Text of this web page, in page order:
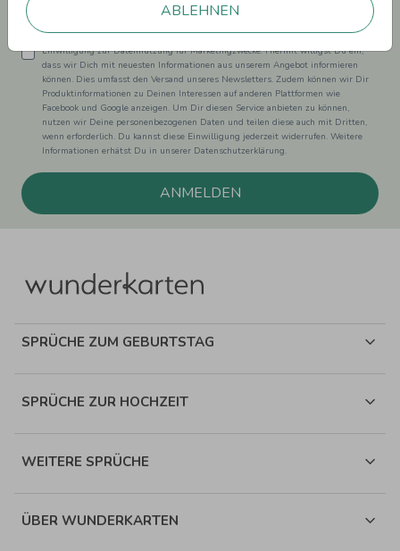
ABLEHNEN
Einwilligung zur Datennutzung für Marketingzwecke: Hiermit willigst Du ein,
dass wir Dich mit neuesten Informationen aus unserem Angebot informieren
können. Dies umfasst den Versand unseres Newsletters. Zudem können wir Dir
Produktinformationen zu Deinen Interessen auf anderen Plattformen wie
Facebook und Google anzeigen. Um Dir diesen Service anbieten zu können,
nutzen wir Deine personenbezogenen Daten und teilen diese auch mit Dritten,
wenn erforderlich. Du kannst diese Einwilligung jederzeit widerrufen. Weitere
Informationen erhätst Du in unserer Datenschutzerklärung.
ANMELDEN
SPRÜCHE ZUM GEBURTSTAG
SPRÜCHE ZUR HOCHZEIT
WEITERE SPRÜCHE
ÜBER WUNDERKARTEN